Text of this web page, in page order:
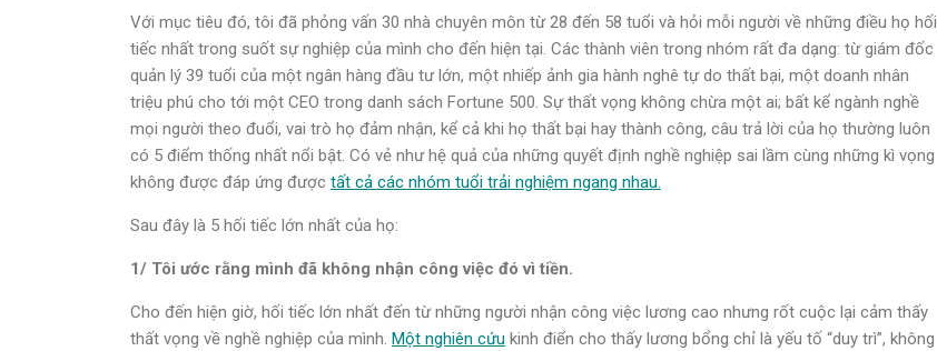
Với mục tiêu đó, tôi đã phỏng vấn 30 nhà chuyên môn từ 28 đến 58 tuổi và hỏi mỗi người về những điều họ hối
tiếc nhất trong suốt sự nghiệp của mình cho đến hiện tại. Các thành viên trong nhóm rất đa dạng: từ giám đốc
quản lý 39 tuổi của một ngân hàng đầu tư lớn, một nhiếp ảnh gia hành nghê tự do thất bại, một doanh nhân
triệu phú cho tới một CEO trong danh sách Fortune 500. Sự thất vọng không chừa một ai; bất kể ngành nghề
mọi người theo đuổi, vai trò họ đảm nhận, kể cả khi họ thất bại hay thành công, câu trả lời của họ thường luôn
có 5 điểm thống nhất nổi bật. Có vẻ như hệ quả của những quyết định nghề nghiệp sai lầm cùng những kì vọng
không được đáp ứng được tất cả các nhóm tuổi trải nghiệm ngang nhau.
Sau đây là 5 hối tiếc lớn nhất của họ:
1/ Tôi ước rằng mình đã không nhận công việc đó vì tiền.
Cho đến hiện giờ, hối tiếc lớn nhất đến từ những người nhận công việc lương cao nhưng rốt cuộc lại cảm thấy
thất vọng về nghề nghiệp của mình. Một nghiên cứu kinh điển cho thấy lương bổng chỉ là yếu tố “duy trì”, không